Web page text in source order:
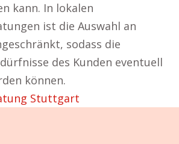
kann. In lokalen
ist die Auswahl an
sodass die
des Kunden eventuell
können.
Stuttgart